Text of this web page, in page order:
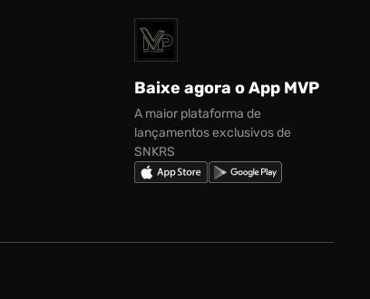
Baixe agora o App MVP
A maior plataforma de
lançamentos exclusivos de
SNKRS